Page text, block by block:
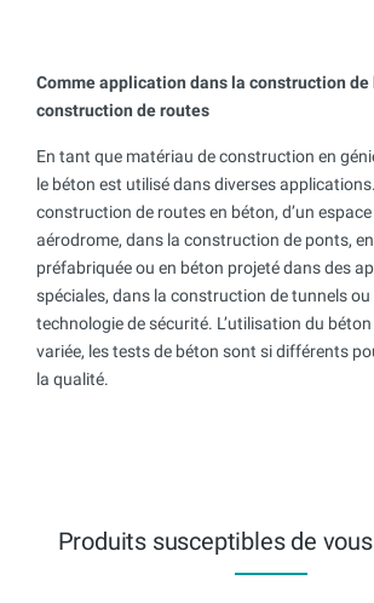
Comme application dans la construction
construction de routes
En tant que matériau de construction en
le béton est utilisé dans diverses
construction de routes en béton, d’un
aérodrome, dans la construction de ponts,
préfabriquée ou en béton projeté dans des
spéciales, dans la construction de tunnels ou
technologie de sécurité. L’utilisation du
variée, les tests de béton sont si différents
la qualité.
Produits susceptibles de